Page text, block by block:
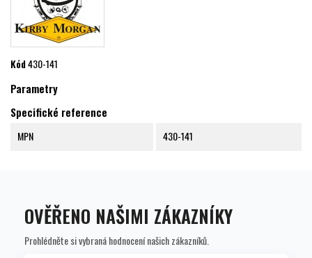
Kód430-141
Parametry
Specifické reference
MPN 430-141
OVĚŘENO NAŠIMI ZÁKAZNÍKY
Prohlédněte si vybraná hodnocení našich zákazníků.